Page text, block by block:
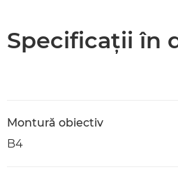
Specificaţii în
Montură obiectiv
B4